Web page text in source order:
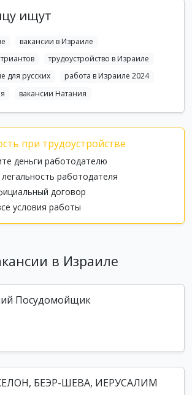
ищут
вакансии в Израиле
трудоустройство в Израиле
для русских
работа в Израиле 2024
вакансии Натания
при трудоустройстве
деньги работодателю
работодателя
договор
условия работы
в Израиле
Посудомойщик
БЕЭР-ШЕВА, ИЕРУСАЛИМ